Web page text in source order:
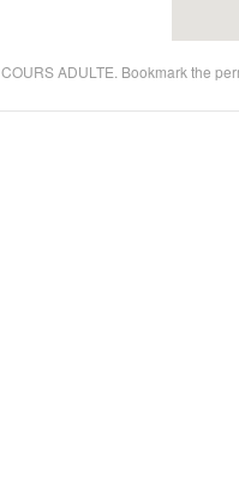
COURS ADULTE . Bookmark the